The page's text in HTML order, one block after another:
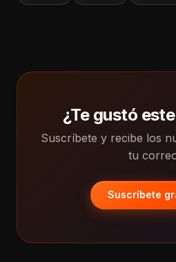
¿Te gustó
Suscríbete y recibe los
tu
Suscríbete